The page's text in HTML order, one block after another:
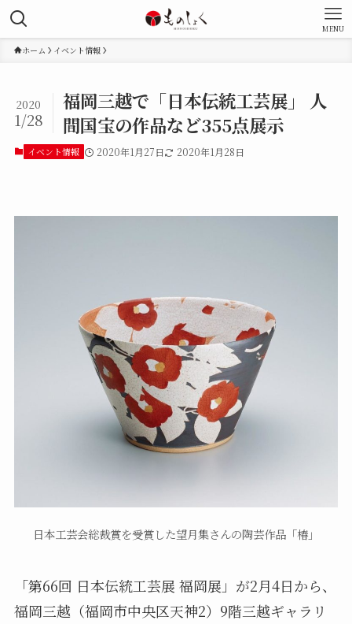
MENU
ホーム イベント情報
福岡三越で「日本伝統工芸展」 人
間国宝の作品など355点展示
2020
1/28
イベント情報 2020年1月27日 2020年1月28日
日本工芸会総裁賞を受賞した望月集さんの陶芸作品「椿」
「第66回 日本伝統工芸展 福岡展」が2月4日から、
福岡三越（福岡市中央区天神2）9階三越ギャラリ